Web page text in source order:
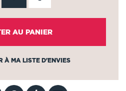
AU PANIER
À MA LISTE D'ENVIES